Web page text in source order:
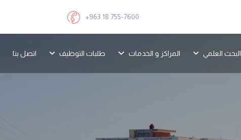
+963 18 755-7600
البحث العلمي المراكز و الخدمات طلبات التوظيف اتصل بنا